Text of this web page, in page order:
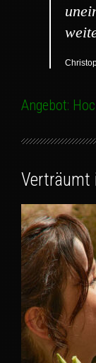
Angebot:
Verträumt